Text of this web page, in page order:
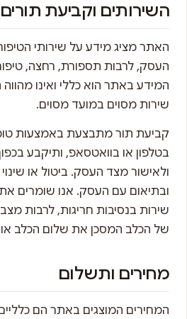
השירותים וקביעת תורים
האתר מציג מידע על שירותי
העסק, לרבות תספורת, רחצה, טיפוח
המידע באתר הוא כללי ואינו
שירות מסוים במועד מסוים.
קביעת תור מתבצעת באמצעות
בטלפון או בוואטסאפ, ותיקבע
ולאישור מצד העסק. ביטול או
ובתיאום עם העסק. אנו שומרים
שירות בנסיבות חריגות, לרבות
של הכלב המסכן את שלום הכלב או
מחירים ותשלום
המחירים המוצגים באתר הם